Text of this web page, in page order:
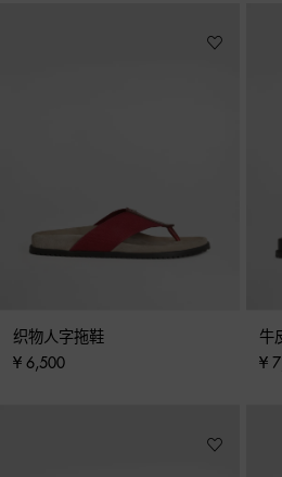
织物人字拖鞋
¥ 6,500
牛
¥